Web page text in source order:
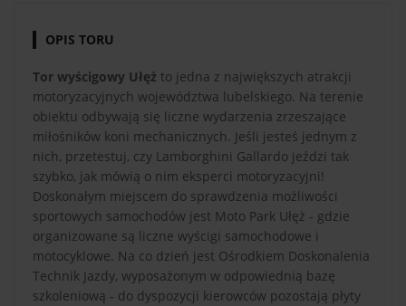
OPIS TORU
Tor wyścigowy Ułęż to jedna z największych atrakcji
motoryzacyjnych województwa lubelskiego. Na terenie
obiektu odbywają się liczne wydarzenia zrzeszające
miłośników koni mechanicznych. Jeśli jesteś jednym z
nich, przetestuj, czy Lamborghini Gallardo jeździ tak
szybko, jak mówią o nim eksperci motoryzacyjni!
Doskonałym miejscem do sprawdzenia możliwości
sportowych samochodów jest Moto Park Ułęż - gdzie
organizowane są liczne wyścigi samochodowe i
motocyklowe. Na co dzień jest Ośrodkiem Doskonalenia
Technik Jazdy, wyposażonym w odpowiednią bazę
szkoleniową - do dyspozycji kierowców pozostają płyty